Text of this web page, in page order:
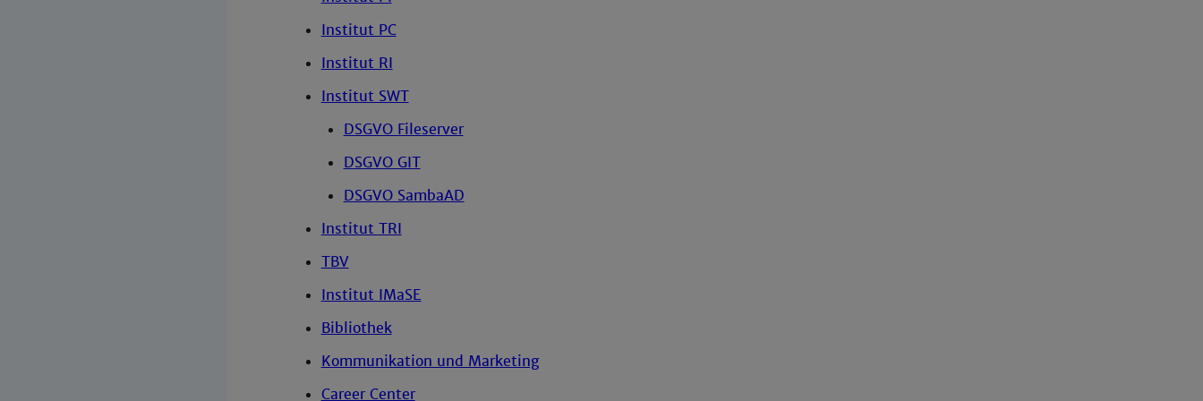
Institut PC
Institut RI
Institut SWT
DSGVO Fileserver
DSGVO GIT
DSGVO SambaAD
Institut TRI
TBV
Institut IMaSE
Bibliothek
Kommunikation und Marketing
Career Center